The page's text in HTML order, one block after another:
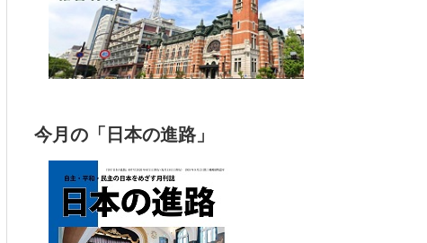
今月の「日本の進路」